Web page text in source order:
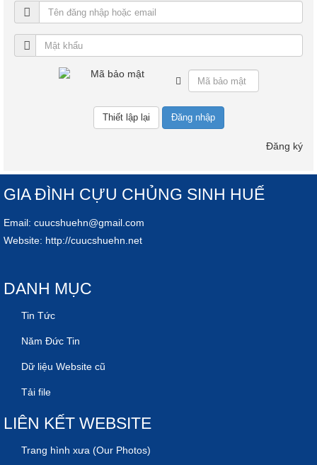
Đăng nhập
Đăng ký
GIA ĐÌNH CỰU CHỦNG SINH HUẾ
Email: cuucshuehn@gmail.com
Website: http://cuucshuehn.net
DANH MỤC
Tin Tức
Năm Đức Tin
Dữ liệu Website cũ
Tải file
LIÊN KẾT WEBSITE
Trang hình xưa (Our Photos)